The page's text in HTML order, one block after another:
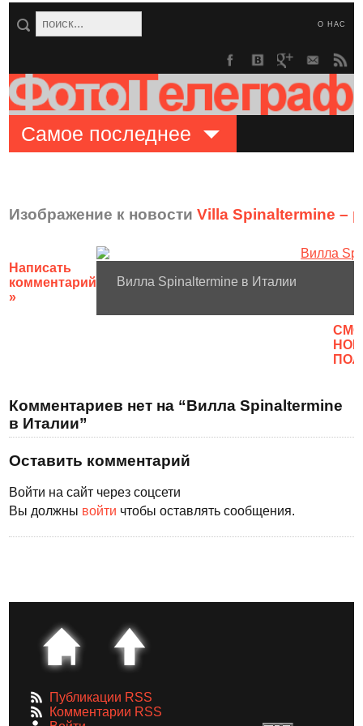
О НАС
Самое последнее
Изображение к новостиVilla Spinaltermine –
Написать
комментарий
»
Вилла Spinaltermine в Италии
Комментариев нет на “Вилла Spinaltermine
в Италии”
Оставить комментарий
Войти на сайт через соцсети
Вы должны войти чтобы оставлять сообщения.
Публикации RSS
Комментарии RSS